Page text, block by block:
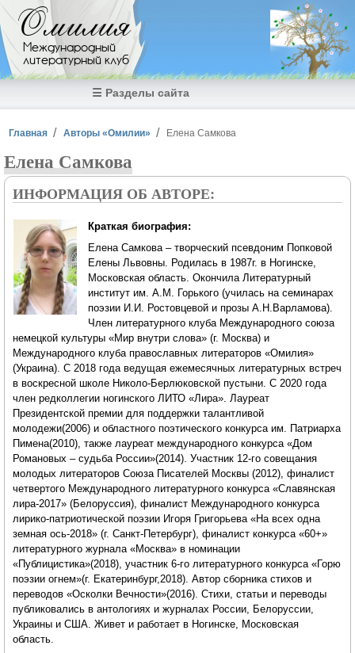
Перейти к основному содержанию
Омилия
Международный
литературный клуб
☰ Разделы сайта
Вы здесь
Главная Авторы «Омилии» Елена Самкова
Елена Самкова
ИНФОРМАЦИЯ ОБ АВТОРЕ:
Краткая биография:
Елена Самкова – творческий псевдоним Попковой
Елены Львовны. Родилась в 1987г. в Ногинске,
Московская область. Окончила Литературный
институт им. А.М. Горького (училась на семинарах
поэзии И.И. Ростовцевой и прозы А.Н.Варламова).
Член литературного клуба Международного союза
немецкой культуры «Мир внутри слова» (г. Москва) и
Международного клуба православных литераторов «Омилия»
(Украина). С 2018 года ведущая ежемесячных литературных встреч
в воскресной школе Николо-Берлюковской пустыни. С 2020 года
член редколлегии ногинского ЛИТО «Лира». Лауреат
Президентской премии для поддержки талантливой
молодежи(2006) и областного поэтического конкурса им. Патриарха
Пимена(2010), также лауреат международного конкурса «Дом
Романовых – судьба России»(2014). Участник 12-го совещания
молодых литераторов Союза Писателей Москвы (2012), финалист
четвертого Международного литературного конкурса «Славянская
лира-2017» (Белоруссия), финалист Международного конкурса
лирико-патриотической поэзии Игоря Григорьева «На всех одна
земная ось-2018» (г. Санкт-Петербург), финалист конкурса «60+»
литературного журнала «Москва» в номинации
«Публицистика»(2018), участник 6-го литературного конкурса «Горю
поэзии огнем»(г. Екатеринбург,2018). Автор сборника стихов и
переводов «Осколки Вечности»(2016). Стихи, статьи и переводы
публиковались в антологиях и журналах России, Белоруссии,
Украины и США. Живет и работает в Ногинске, Московская
область.